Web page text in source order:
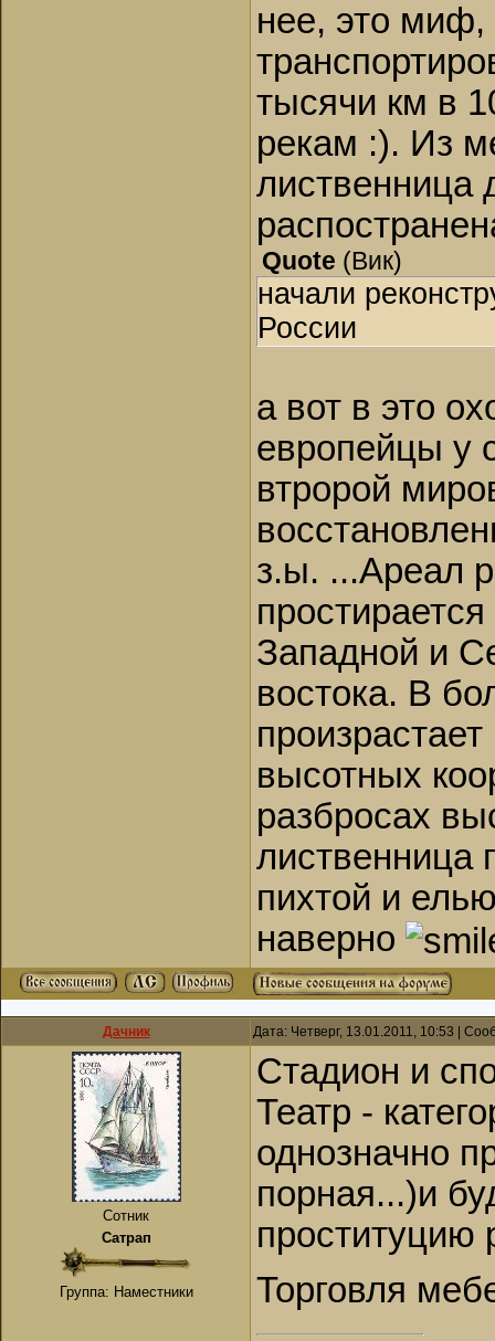
нее, это миф,
тысячи км в
рекам :). Из
лиственница
Quote (Вик)
начали
России
а вот в это
европейцы у
втророй
з.ы. ...Ареал
Западной и
востока. В
высотных
разбросах
лиственница
пихтой и
наверно
Дачник Дата: Четверг, 13.01.2011, 10:53 |
Сотник
Сатрап
Группа: Наместники
Стадион и
Театр -
однозначно
порная...)и
проституцию
Торговля